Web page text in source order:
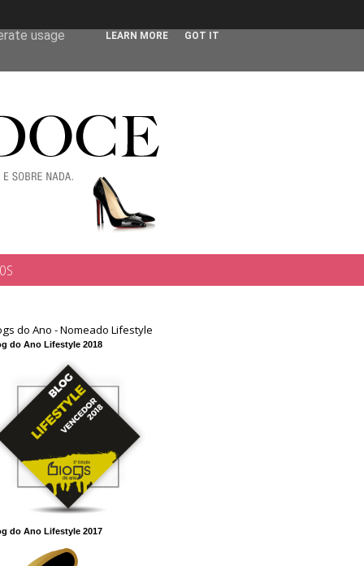
do Ano - Nomeado Lifestyle
do Ano Lifestyle 2018
do Ano Lifestyle 2017
usage
LEARN MORE GOT IT